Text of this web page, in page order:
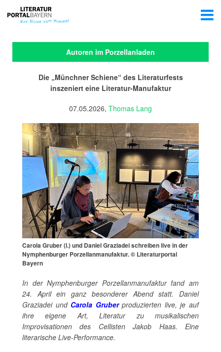
Autoren im Porzellanladen
Die „Münchner Schiene“ des Literaturfests
inszeniert eine Literatur-Manufaktur
07.05.2026, Thomas Lang
Carola Gruber (l.) und Daniel Graziadei schreiben live in der
Nymphenburger Porzellanmanufaktur. © Literaturportal
Bayern
In der Nymphenburger Porzellanmanufaktur fand am
24. April ein ganz besonderer Abend statt. Daniel
Graziadei und Carola Gruberproduzierten live, je auf
ihre eigene Art, Literatur zu musikalischen
Improvisationen des Cellisten Jakob Haas. Eine
literarische Live-Performance.